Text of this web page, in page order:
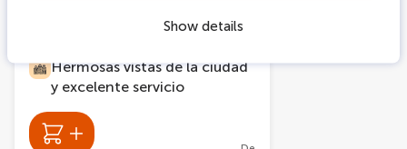
Show details
Disfruta de un rato en el agua
Hermosas vistas de la ciudad
y excelente servicio